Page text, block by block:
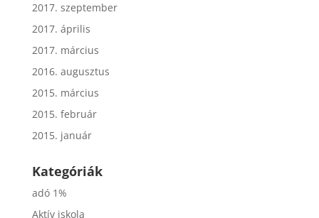
2017. szeptember
2017. április
2017. március
2016. augusztus
2015. március
2015. február
2015. január
Kategóriák
adó 1%
Aktív iskola